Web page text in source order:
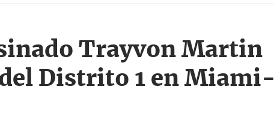
Trayvon Martin
Distrito 1 en Miami-